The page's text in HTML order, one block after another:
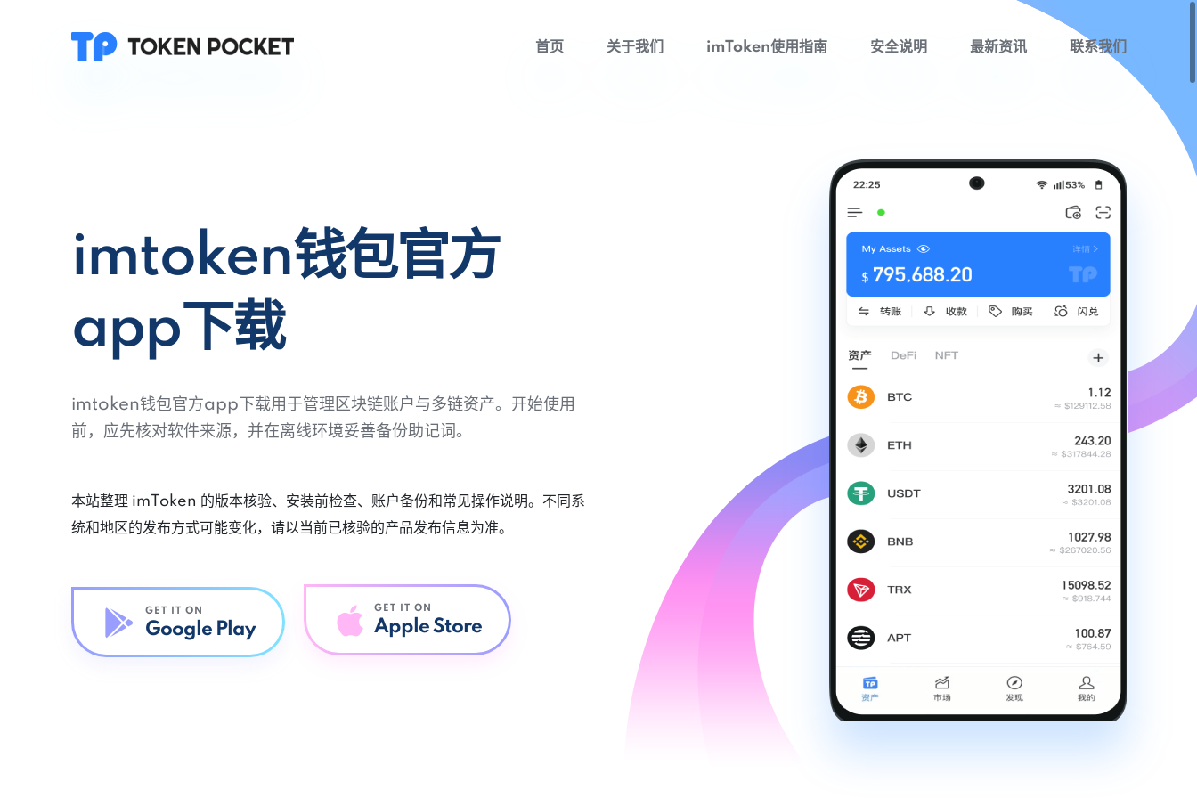
首页 关于我们 imToken使用指南 安全说明 最新资讯 联系我们
imtoken钱包官方
app下载
imtoken钱包官方app下载用于管理区块链账户与多链资产。开始使用
前，应先核对软件来源，并在离线环境妥善备份助记词。
本站整理 imToken 的版本核验、安装前检查、账户备份和常见操作说明。不同系
统和地区的发布方式可能变化，请以当前已核验的产品发布信息为准。
GET IT ON
Google Play
GET IT ON
Apple Store